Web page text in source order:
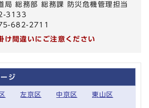
総務部 総務課 防災危機管理担当
3133
682-2711
け間違いにご注意ください
ジ
左京区 中京区 東山区